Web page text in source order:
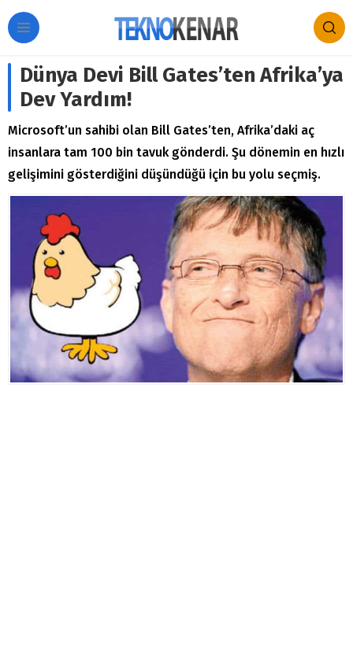
Dünya Devi Bill Gates’ten Afrika’ya
Dev Yardım!
Microsoft’un sahibi olan Bill Gates’ten, Afrika’daki aç
insanlara tam 100 bin tavuk gönderdi. Şu dönemin en hızlı
gelişimini gösterdiğini düşündüğü için bu yolu seçmiş.